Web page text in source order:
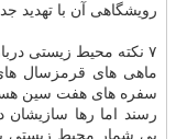
رویشگاهی آن با تهدید
۷ نكته محیط زیستی درباره ماهی قرمز چینی
ماهی های قرمزسال
سفره های هفت سین
رسند اما رها
بی شمار محیط زیستی